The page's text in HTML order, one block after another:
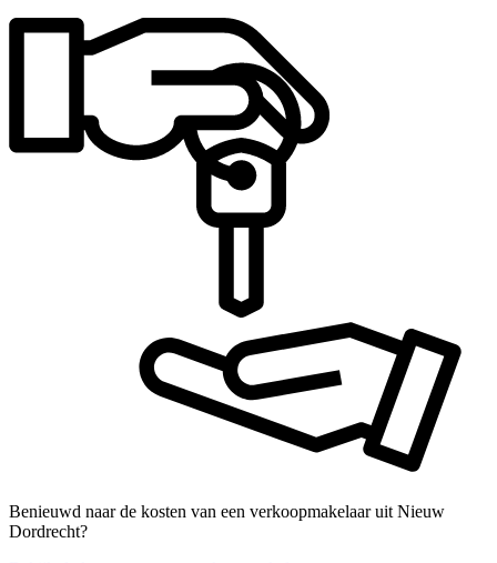
Benieuwd naar de kosten van een verkoopmakelaar uit Nieuw
Dordrecht?